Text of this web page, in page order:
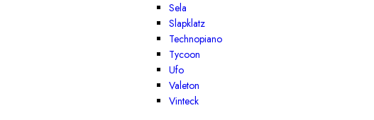
Sela
Slapklatz
Technopiano
Tycoon
Ufo
Valeton
Vinteck